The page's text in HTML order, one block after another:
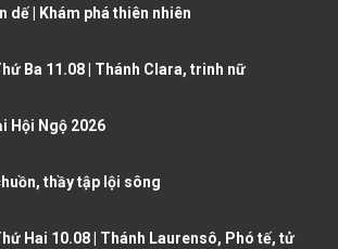
u
p
g
g
dế | Khám phá thiên nhiên
Ba 11.08 | Thánh Clara, trinh nữ
Hội Ngộ 2026
thầy tập lội sông
Hai 10.08 | Thánh Laurensô, Phó tế, tử